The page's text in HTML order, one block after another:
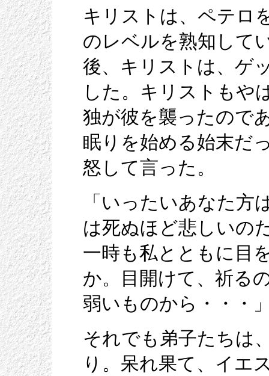
キリストは、ペテロ
のレベルを熟知して
後、キリストは、ゲ
した。キリストもや
独が彼を襲ったので
眠りを始める始末だ
怒して言った。
「いったいあなた方
は死ぬほど悲しいの
一時も私とともに目
か。目開けて、祈る
弱いものから・・・
それでも弟子たちは
り。呆れ果て、イエ